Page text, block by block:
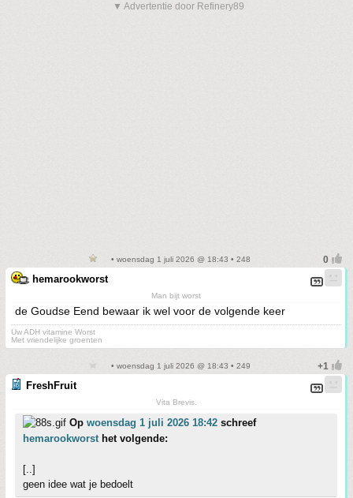
▼ Advertentie door Refinery89
• woensdag 1 juli 2026 @ 18:43 • 248
hemarookworst
Man bijt worst
de Goudse Eend bewaar ik wel voor de volgende keer
Uw ADH vitamine Worst
Met vriendelijke groenten
• woensdag 1 juli 2026 @ 18:43 • 249
FreshFruit
Vita Brevis.
Op woensdag 1 juli 2026 18:42 schreef
hemarookworsthet volgende:
[..]
geen idee wat je bedoelt